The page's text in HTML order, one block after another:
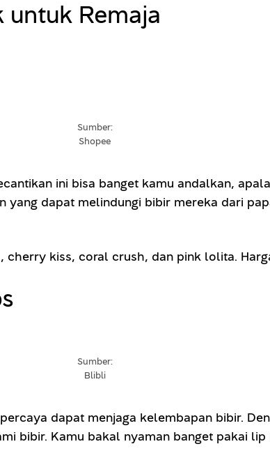
untuk Remaja
Sumber:
Shopee
ini bisa banget kamu andalkan,
yang dapat melindungi bibir mereka dari
kiss, coral crush, dan pink lolita.
Sumber:
Blibli
dapat menjaga kelembapan bibir.
bibir. Kamu bakal nyaman banget pakai